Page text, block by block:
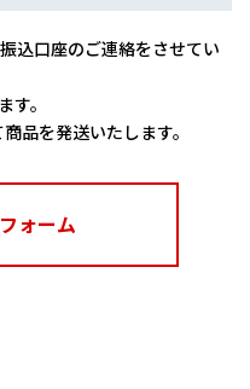
込口座のご連絡をさせてい
。
品を発送いたします。
ォーム